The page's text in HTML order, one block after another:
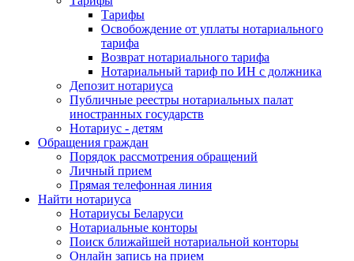
Тарифы
Освобождение от уплаты нотариального
тарифа
Возврат нотариального тарифа
Нотариальный тариф по ИН с должника
Депозит нотариуса
Публичные реестры нотариальных палат
иностранных государств
Нотариус - детям
Обращения граждан
Порядок рассмотрения обращений
Личный прием
Прямая телефонная линия
Найти нотариуса
Нотариусы Беларуси
Нотариальные конторы
Поиск ближайшей нотариальной конторы
Онлайн запись на прием